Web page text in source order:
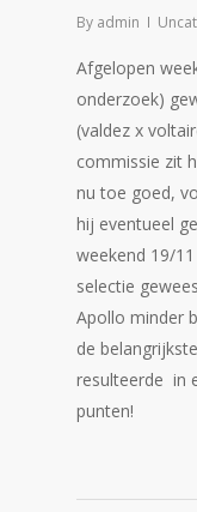
By admin
Afgelopen
onderzoek)
(valdez x
commissie zit
nu toe goed,
hij eventueel
weekend 19/
selectie
Apollo minder
de
resulteerde in
punten!